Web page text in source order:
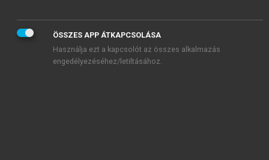
a kérdésfeltevés a mai napig nagy figyelmet kap,
gyakran a fejlett országok jellemző életformája, a
fogyasztói kultúra (konzumerizmus) kritikájaként. Az
állítás szerint a ma elterjedt fogyasztói kultúra, mely
ÖSSZES APP ÁTKAPCSOLÁSA
Használja ezt a kapcsolót az összes alkalmazás
engedélyezéséhez/letiltásához.